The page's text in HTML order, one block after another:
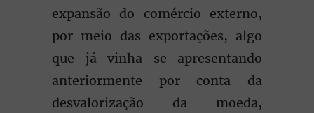
expansão do comércio externo,
por meio das exportações, algo
que já vinha se apresentando
anteriormente por conta da
desvalorização da moeda,